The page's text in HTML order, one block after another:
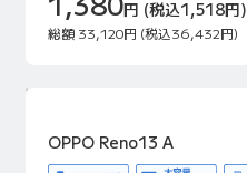
円 (税込1,518円)
総額 33,120円 (税込36,432円)
OPPO Reno13 A